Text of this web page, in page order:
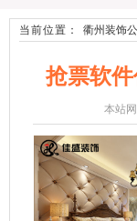
当前位置： 衢州装饰
抢票软
本站